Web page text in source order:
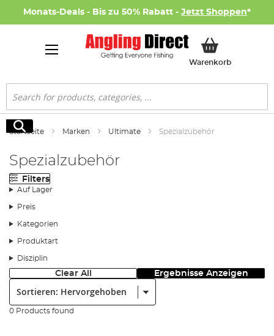
Monats-Deals - Bis zu 50% Rabatt - Jetzt Shoppen*
WarenkorbMein
Suche
Suche
Startseite Marken Ultimate Spezialzubehör
Spezialzubehör
Filters
Auf Lager
Preis
Kategorien
Produktart
Disziplin
Clear All Ergebnisse Anzeigen
0 Products found